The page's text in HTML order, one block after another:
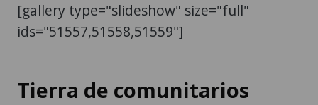
[gallery type="slideshow" size="full"
ids="51557,51558,51559"]
Tierra de comunitarios